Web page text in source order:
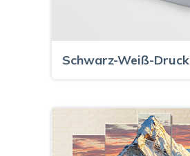
Schwarz-Weiß-Druck